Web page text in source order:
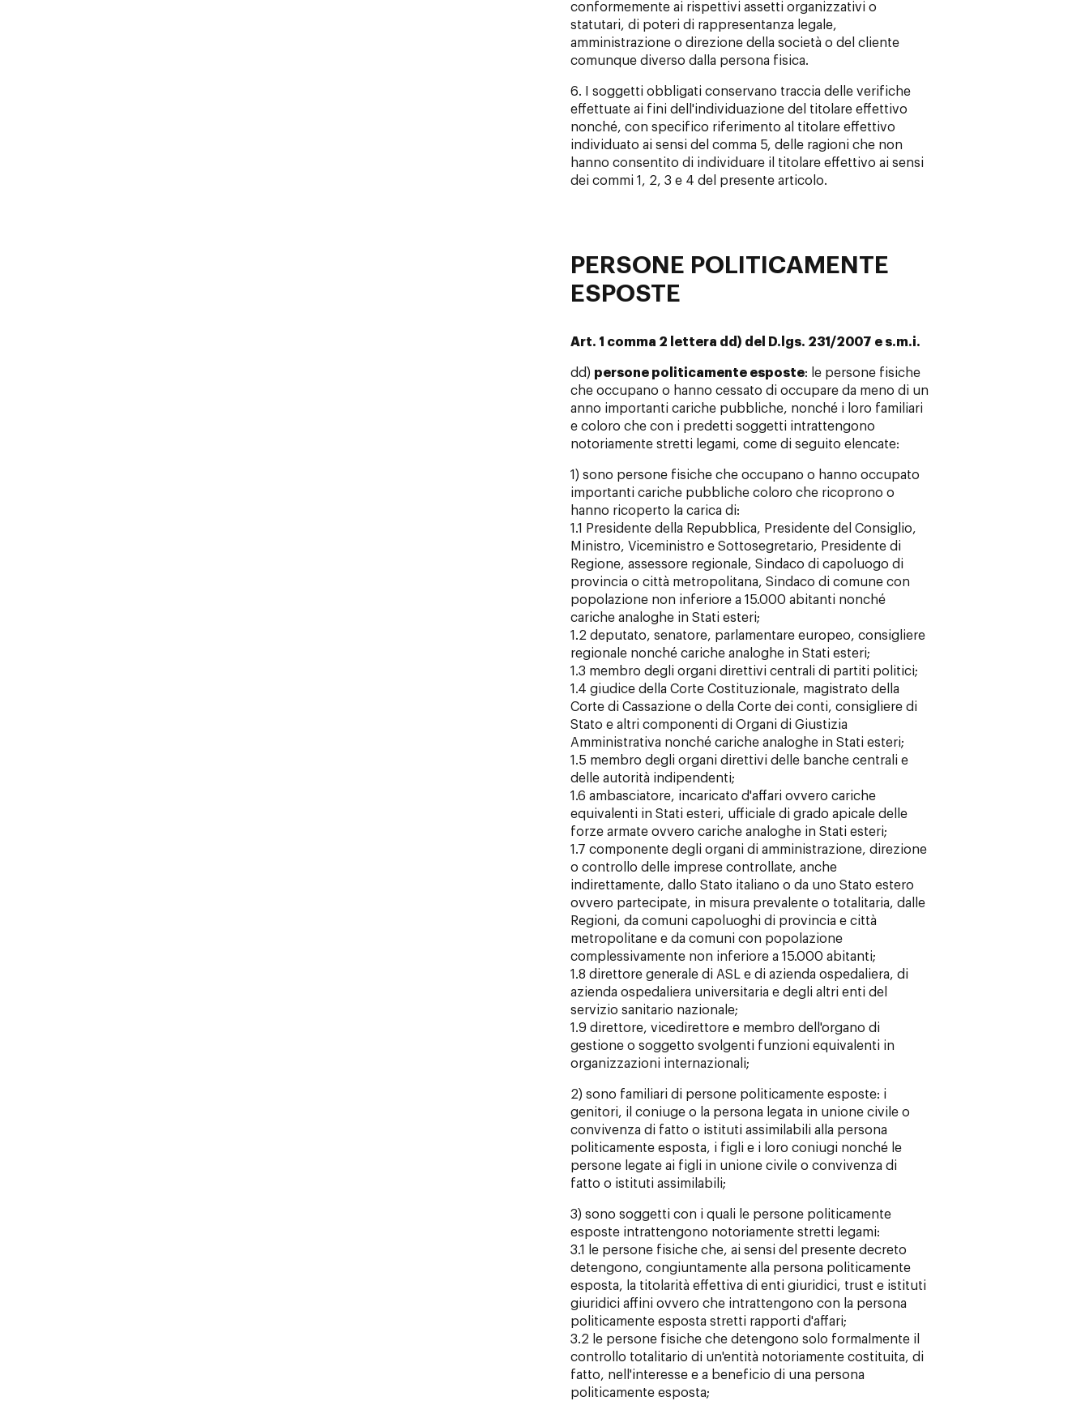
conformemente ai rispettivi assetti organizzativi o
statutari, di poteri di rappresentanza legale,
amministrazione o direzione della società o del cliente
comunque diverso dalla persona fisica.
6. I soggetti obbligati conservano traccia delle verifiche
effettuate ai fini dell'individuazione del titolare effettivo
nonché, con specifico riferimento al titolare effettivo
individuato ai sensi del comma 5, delle ragioni che non
hanno consentito di individuare il titolare effettivo ai sensi
dei commi 1, 2, 3 e 4 del presente articolo.
PERSONE POLITICAMENTE
ESPOSTE
Art. 1 comma 2 lettera dd) del D.lgs. 231/2007 e s.m.i.
dd) persone politicamente esposte: le persone fisiche
che occupano o hanno cessato di occupare da meno di un
anno importanti cariche pubbliche, nonché i loro familiari
e coloro che con i predetti soggetti intrattengono
notoriamente stretti legami, come di seguito elencate:
1) sono persone fisiche che occupano o hanno occupato
importanti cariche pubbliche coloro che ricoprono o
hanno ricoperto la carica di:
1.1 Presidente della Repubblica, Presidente del Consiglio,
Ministro, Viceministro e Sottosegretario, Presidente di
Regione, assessore regionale, Sindaco di capoluogo di
provincia o città metropolitana, Sindaco di comune con
popolazione non inferiore a 15.000 abitanti nonché
cariche analoghe in Stati esteri;
1.2 deputato, senatore, parlamentare europeo, consigliere
regionale nonché cariche analoghe in Stati esteri;
1.3 membro degli organi direttivi centrali di partiti politici;
1.4 giudice della Corte Costituzionale, magistrato della
Corte di Cassazione o della Corte dei conti, consigliere di
Stato e altri componenti di Organi di Giustizia
Amministrativa nonché cariche analoghe in Stati esteri;
1.5 membro degli organi direttivi delle banche centrali e
delle autorità indipendenti;
1.6 ambasciatore, incaricato d'affari ovvero cariche
equivalenti in Stati esteri, ufficiale di grado apicale delle
forze armate ovvero cariche analoghe in Stati esteri;
1.7 componente degli organi di amministrazione, direzione
o controllo delle imprese controllate, anche
indirettamente, dallo Stato italiano o da uno Stato estero
ovvero partecipate, in misura prevalente o totalitaria, dalle
Regioni, da comuni capoluoghi di provincia e città
metropolitane e da comuni con popolazione
complessivamente non inferiore a 15.000 abitanti;
1.8 direttore generale di ASL e di azienda ospedaliera, di
azienda ospedaliera universitaria e degli altri enti del
servizio sanitario nazionale;
1.9 direttore, vicedirettore e membro dell'organo di
gestione o soggetto svolgenti funzioni equivalenti in
organizzazioni internazionali;
2) sono familiari di persone politicamente esposte: i
genitori, il coniuge o la persona legata in unione civile o
convivenza di fatto o istituti assimilabili alla persona
politicamente esposta, i figli e i loro coniugi nonché le
persone legate ai figli in unione civile o convivenza di
fatto o istituti assimilabili;
3) sono soggetti con i quali le persone politicamente
esposte intrattengono notoriamente stretti legami:
3.1 le persone fisiche che, ai sensi del presente decreto
detengono, congiuntamente alla persona politicamente
esposta, la titolarità effettiva di enti giuridici, trust e istituti
giuridici affini ovvero che intrattengono con la persona
politicamente esposta stretti rapporti d'affari;
3.2 le persone fisiche che detengono solo formalmente il
controllo totalitario di un'entità notoriamente costituita, di
fatto, nell'interesse e a beneficio di una persona
politicamente esposta;